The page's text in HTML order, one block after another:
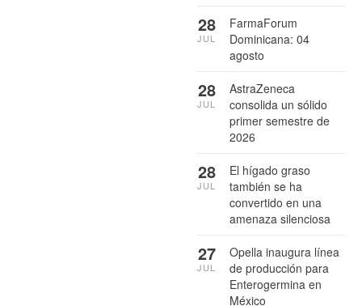
FarmaForum
Dominicana: 04
agosto
28
JUL
AstraZeneca
consolida un sólido
primer semestre de
2026
28
JUL
El hígado graso
también se ha
convertido en una
amenaza silenciosa
28
JUL
Opella inaugura línea
de producción para
Enterogermina en
México
27
JUL